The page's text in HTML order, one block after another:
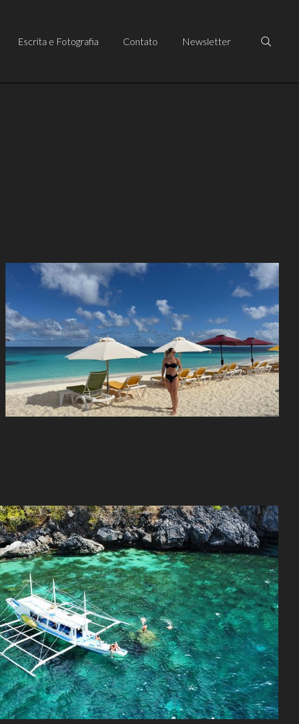
Escrita e Fotografia Contato Newsletter